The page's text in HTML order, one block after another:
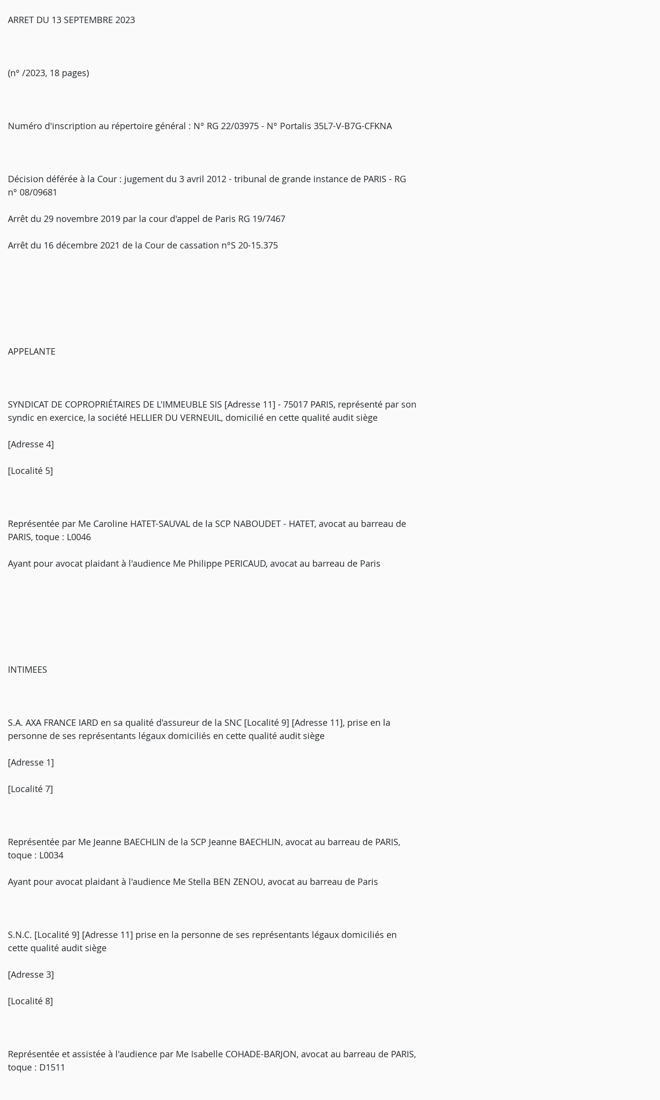
ARRET DU 13 SEPTEMBRE 2023
(n° /2023, 18 pages)
Numéro d'inscription au répertoire général : N° RG 22/03975 - N° Portalis 35L7-V-B7G-CFKNA
Décision déférée à la Cour : jugement du 3 avril 2012 - tribunal de grande instance de PARIS - RG
n° 08/09681
Arrêt du 29 novembre 2019 par la cour d'appel de Paris RG 19/7467
Arrêt du 16 décembre 2021 de la Cour de cassation n°S 20-15.375
APPELANTE
SYNDICAT DE COPROPRIÉTAIRES DE L'IMMEUBLE SIS [Adresse 11] - 75017 PARIS, représenté par son
syndic en exercice, la société HELLIER DU VERNEUIL, domicilié en cette qualité audit siège
[Adresse 4]
[Localité 5]
Représentée par Me Caroline HATET-SAUVAL de la SCP NABOUDET - HATET, avocat au barreau de
PARIS, toque : L0046
Ayant pour avocat plaidant à l'audience Me Philippe PERICAUD, avocat au barreau de Paris
INTIMEES
S.A. AXA FRANCE IARD en sa qualité d'assureur de la SNC [Localité 9] [Adresse 11], prise en la
personne de ses représentants légaux domiciliés en cette qualité audit siège
[Adresse 1]
[Localité 7]
Représentée par Me Jeanne BAECHLIN de la SCP Jeanne BAECHLIN, avocat au barreau de PARIS,
toque : L0034
Ayant pour avocat plaidant à l'audience Me Stella BEN ZENOU, avocat au barreau de Paris
S.N.C. [Localité 9] [Adresse 11] prise en la personne de ses représentants légaux domiciliés en
cette qualité audit siège
[Adresse 3]
[Localité 8]
Représentée et assistée à l'audience par Me Isabelle COHADE-BARJON, avocat au barreau de PARIS,
toque : D1511